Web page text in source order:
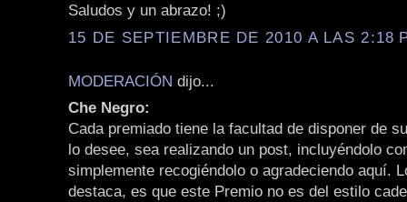
Saludos y un abrazo! ;)
15 DE SEPTIEMBRE DE 2010 A LAS 2:18
MODERACIÓN dijo...
Che Negro:
Cada premiado tiene la facultad de disponer de
lo desee, sea realizando un post, incluyéndolo
simplemente recogiéndolo o agradeciendo aquí.
destaca, es que este Premio no es del estilo